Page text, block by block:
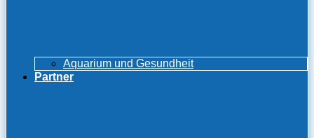
Aquarium und Gesundheit
Partner